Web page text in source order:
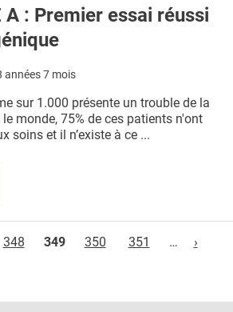
A : Premier essai réussi
années 7 mois
sur 1.000 présente un trouble de la
monde, 75% de ces patients n'ont
soins et il n’existe à ce ...
348 349 350 351 … ›